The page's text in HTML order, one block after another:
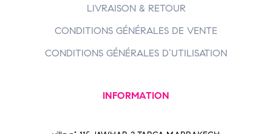
LIVRAISON & RETOUR
CONDITIONS GÉNÉRALES DE VENTE
CONDITIONS GÉNÉRALES D’UTILISATION
INFORMATION